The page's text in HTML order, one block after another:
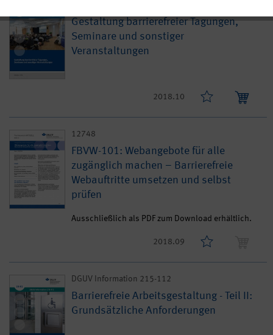
Gestaltung barrierefreier Tagungen,
Seminare und sonstiger
Veranstaltungen
2018.10
12748
FBVW-101: Webangebote für alle
zugänglich machen – Barrierefreie
Webauftritte umsetzen und selbst
prüfen
Ausschließlich als PDF zum Download erhältlich.
2018.09
DGUV Information 215-112
Barrierefreie Arbeitsgestaltung - Teil II:
Grundsätzliche Anforderungen